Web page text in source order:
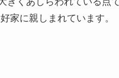
家に親しまれています。